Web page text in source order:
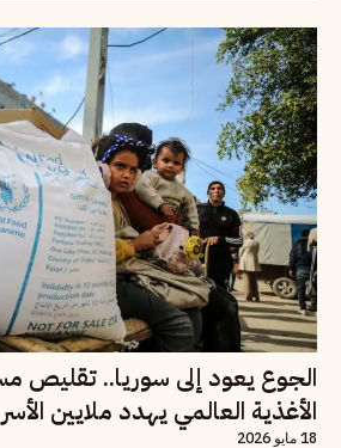
الجوع يعود إلى سوريا.. تقليص
الأغذية العالمي يهدد ملايين الأسر
18 مايو 2026